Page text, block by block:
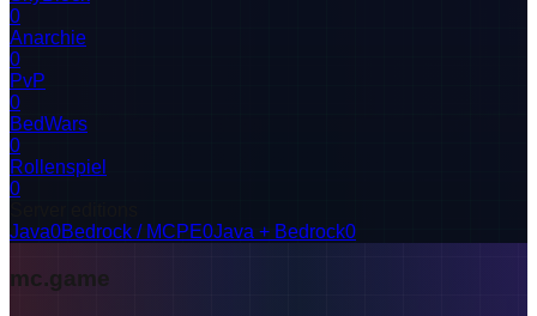
0
Anarchie
0
PvP
0
BedWars
0
Rollenspiel
0
Java0Bedrock / MCPE0Java + Bedrock0
mc.game